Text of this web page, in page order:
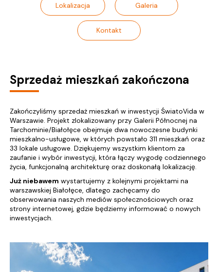
Lokalizacja Galeria
Kontakt
Sprzedaż mieszkań zakończona
Zakończyliśmy sprzedaż mieszkań w inwestycji ŚwiatoVida w
Warszawie. Projekt zlokalizowany przy Galerii Północnej na
Tarchominie/Białołęce obejmuje dwa nowoczesne budynki
mieszkalno-usługowe, w których powstało 311 mieszkań oraz
33 lokale usługowe. Dziękujemy wszystkim klientom za
zaufanie i wybór inwestycji, która łączy wygodę codziennego
życia, funkcjonalną architekturę oraz doskonałą lokalizację.
Już niebawem wystartujemy z kolejnymi projektami na
warszawskiej Białołęce, dlatego zachęcamy do
obserwowania naszych mediów społecznościowych oraz
strony internetowej, gdzie będziemy informować o nowych
inwestycjach.